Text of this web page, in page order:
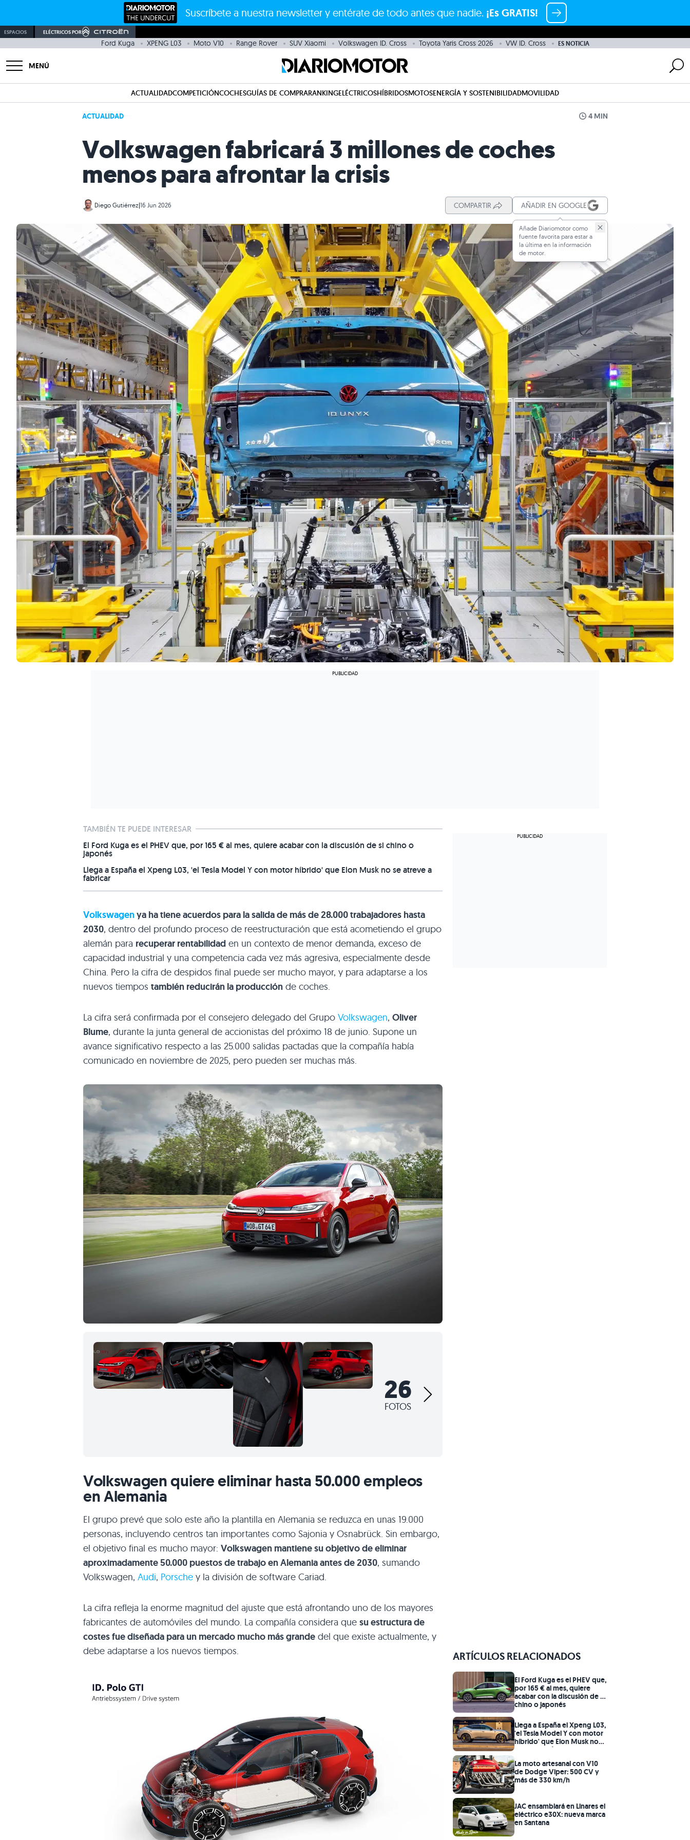
Suscríbete a nuestra newsletter y entérate de todo antes que nadie. ¡Es GRATIS!
ESPACIOS ELÉCTRICOS POR
Ford Kuga XPENG L03 Moto V10 Range Rover SUV Xiaomi Volkswagen ID. Cross Toyota Yaris Cross 2026 VW ID. Cross ES NOTICIA
MENÚ
ACTUALIDADCOMPETICIÓNCOCHESGUÍAS DE COMPRARANKINGELÉCTRICOSHÍBRIDOSMOTOSENERGÍA Y SOSTENIBILIDADMOVILIDAD
ACTUALIDAD 4 MIN
Volkswagen fabricará 3 millones de coches
menos para afrontar la crisis
Diego Gutiérrez|16 Jun 2026 COMPARTIR AÑADIR EN GOOGLE
Añade Diariomotor como
fuente favorita para estar a
la última en la información
de motor.
TAMBIÉN TE PUEDE INTERESAR
El Ford Kuga es el PHEV que, por 165 € al mes, quiere acabar con la discusión de si chino o
japonés
Llega a España el Xpeng L03, 'el Tesla Model Y con motor híbrido' que Elon Musk no se atreve a
fabricar
Volkswagenya ha tiene acuerdos para la salida de más de 28.000 trabajadores hasta
2030, dentro del profundo proceso de reestructuración que está acometiendo el grupo
alemán para recuperar rentabilidad en un contexto de menor demanda, exceso de
capacidad industrial y una competencia cada vez más agresiva, especialmente desde
China. Pero la cifra de despidos final puede ser mucho mayor, y para adaptarse a los
nuevos tiempos también reducirán la producción de coches.
La cifra será confirmada por el consejero delegado del Grupo Volkswagen, Oliver
Blume, durante la junta general de accionistas del próximo 18 de junio. Supone un
avance significativo respecto a las 25.000 salidas pactadas que la compañía había
comunicado en noviembre de 2025, pero pueden ser muchas más.
26
FOTOS
Volkswagen quiere eliminar hasta 50.000 empleos
en Alemania
El grupo prevé que solo este año la plantilla en Alemania se reduzca en unas 19.000
personas, incluyendo centros tan importantes como Sajonia y Osnabrück. Sin embargo,
el objetivo final es mucho mayor: Volkswagen mantiene su objetivo de eliminar
aproximadamente 50.000 puestos de trabajo en Alemania antes de 2030, sumando
Volkswagen, Audi, Porsche y la división de software Cariad.
La cifra refleja la enorme magnitud del ajuste que está afrontando uno de los mayores
fabricantes de automóviles del mundo. La compañía considera que su estructura de
costes fue diseñada para un mercado mucho más grande del que existe actualmente, y
debe adaptarse a los nuevos tiempos.
ARTÍCULOS RELACIONADOS
El Ford Kuga es el PHEV que,
por 165 € al mes, quiere
acabar con la discusión de si
chino o japonés
Llega a España el Xpeng L03,
'el Tesla Model Y con motor
híbrido' que Elon Musk no
se atreve a fabricar
La moto artesanal con V10
de Dodge Viper: 500 CV y
más de 330 km/h
JAC ensamblará en Linares el
eléctrico e30X: nueva marca
en Santana